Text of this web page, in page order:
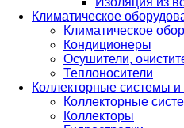
Климатическое
Климатическое
Кондиционеры
Осушители,
Теплоносители
Коллекторные системы и
Коллекторные
Коллекторы